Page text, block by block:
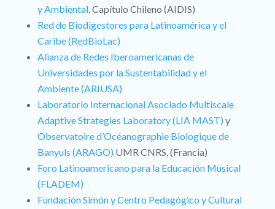
y Ambiental, Capítulo Chileno (AIDIS)
Red de Biodigestores para Latinoamérica y el
Caribe (RedBioLac)
Alianza de Redes Iberoamericanas de
Universidades por la Sustentabilidad y el
Ambiente (ARIUSA)
Laboratorio Internacional Asociado Multiscale
Adaptive Strategies Laboratory (LIA MAST) y
Observatoire d’Océanographie Biologique de
Banyuls (ARAGO) UMR CNRS, (Francia)
Foro Latinoamericano para la Educación Musical
(FLADEM)
Fundación Simón y Centro Pedagógico y Cultural